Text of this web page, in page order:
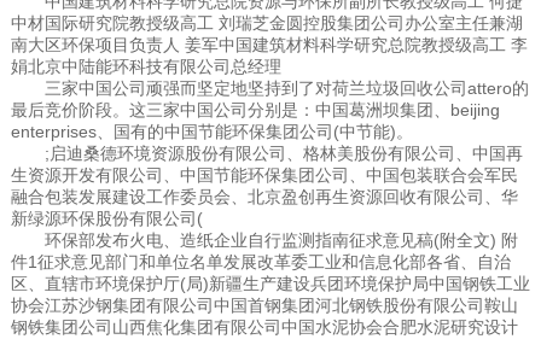
中材国际研究院教授级高工 刘瑞芝金圆控股集团公司办公室主任兼湖
南大区环保项目负责人 姜军中国建筑材料科学研究总院教授级高工 李
娟北京中陆能环科技有限公司总经理
三家中国公司顽强而坚定地坚持到了对荷兰垃圾回收公司attero的
最后竞价阶段。这三家中国公司分别是：中国葛洲坝集团、beijing
enterprises、国有的中国节能环保集团公司(中节能)。
;启迪桑德环境资源股份有限公司、格林美股份有限公司、中国再
生资源开发有限公司、中国节能环保集团公司、中国包装联合会军民
融合包装发展建设工作委员会、北京盈创再生资源回收有限公司、华
新绿源环保股份有限公司(
环保部发布火电、造纸企业自行监测指南征求意见稿(附全文) 附
件1征求意见部门和单位名单发展改革委工业和信息化部各省、自治
区、直辖市环境保护厅(局)新疆生产建设兵团环境保护局中国钢铁工业
协会江苏沙钢集团有限公司中国首钢集团河北钢铁股份有限公司鞍山
钢铁集团公司山西焦化集团有限公司中国水泥协会合肥水泥研究设计